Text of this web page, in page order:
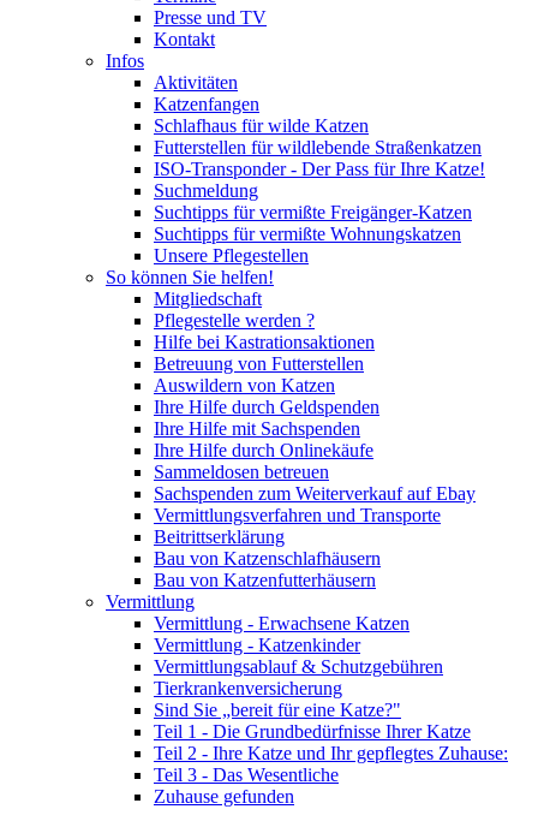
Presse und TV
Kontakt
Infos
Aktivitäten
Katzenfangen
Schlafhaus für wilde Katzen
Futterstellen für wildlebende Straßenkatzen
ISO-Transponder - Der Pass für Ihre Katze!
Suchmeldung
Suchtipps für vermißte Freigänger-Katzen
Suchtipps für vermißte Wohnungskatzen
Unsere Pflegestellen
So können Sie helfen!
Mitgliedschaft
Pflegestelle werden ?
Hilfe bei Kastrationsaktionen
Betreuung von Futterstellen
Auswildern von Katzen
Ihre Hilfe durch Geldspenden
Ihre Hilfe mit Sachspenden
Ihre Hilfe durch Onlinekäufe
Sammeldosen betreuen
Sachspenden zum Weiterverkauf auf Ebay
Vermittlungsverfahren und Transporte
Beitrittserklärung
Bau von Katzenschlafhäusern
Bau von Katzenfutterhäusern
Vermittlung
Vermittlung - Erwachsene Katzen
Vermittlung - Katzenkinder
Vermittlungsablauf & Schutzgebühren
Tierkrankenversicherung
Sind Sie „bereit für eine Katze?"
Teil 1 - Die Grundbedürfnisse Ihrer Katze
Teil 2 - Ihre Katze und Ihr gepflegtes Zuhause:
Teil 3 - Das Wesentliche
Zuhause gefunden